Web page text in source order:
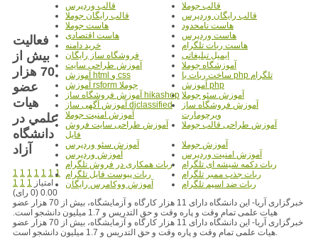
قالب جوملا
قالب وردپرس
قالب رایگان وردپرس
قالب رایگان جوملا
هاست نامحدود
هاست جوملا
هاست وردپرس
هاست اقتصادی
هاست ربات تلگرام
خرید دامنه
ایمیل تبلیغاتی
فروشگاه ساز رایگان
آموزشگاه جوملا
آموزش طراحی سایت
ساخت ربات با php تلگرام
آموزش html و css
آموزش php
آموزش rsform جوملا
آموزش سئو جوملا آموزش فروشگاه ساز hikashop
آموزش فروشگاه ساز
ویرچومارت
آموزش آگهی ساز djclassified
آموزش امنیت جوملا
آموزش طراحی قالب جوملا
آموزش طراحی سایت فروش
فایل
آموزش جوملا
آموزش سئو وردپرس
آموزش امنیت وردپرس
آموزش وردپرس
ربات دکمه شیشه ای تلگرام
ربات همکاری در فروش تلگرام
ربات جذب ممبر تلگرام
ربات پیوست فایل تلگرام
ربات ضد اسپم تلگرام
آموزش ووکامرس رایگان
فعاليت
بيش از
70 هزار
عضو
هيات
علمي در
دانشگاه
آزاد
1 1 1 1 1 1 1
1 1 1 امتیاز
0.00 (0 رای)
خبرگزاری آریا- این دانشگاه دارای 11 هزار کارگاه و آزمایشگاه، بیش از 70 هزار عضو
هیات علمی تمام وقت و پاره وقت و حق التدریس و 1.7 میلیون دانشجو است.
خبرگزاری آریا- این دانشگاه دارای 11 هزار کارگاه و آزمایشگاه، بیش از 70 هزار عضو
هیات علمی تمام وقت و پاره وقت و حق التدریس و 1.7 میلیون دانشجو است.